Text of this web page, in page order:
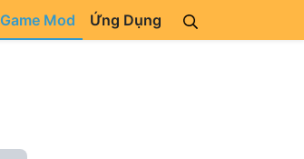
Game Mod Ứng Dụng